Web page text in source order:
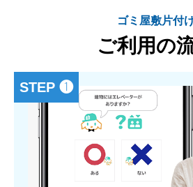
ゴミ屋敷片付
ご利用の
STEP ❶